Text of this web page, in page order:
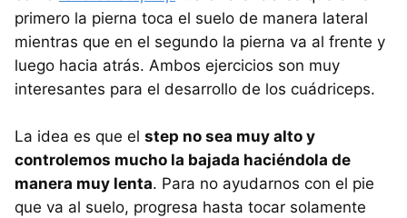
primero la pierna toca el suelo de manera lateral
mientras que en el segundo la pierna va al frente y
luego hacia atrás. Ambos ejercicios son muy
interesantes para el desarrollo de los cuádriceps.
La idea es que el step no sea muy alto y
controlemos mucho la bajada haciéndola de
manera muy lenta. Para no ayudarnos con el pie
que va al suelo, progresa hasta tocar solamente